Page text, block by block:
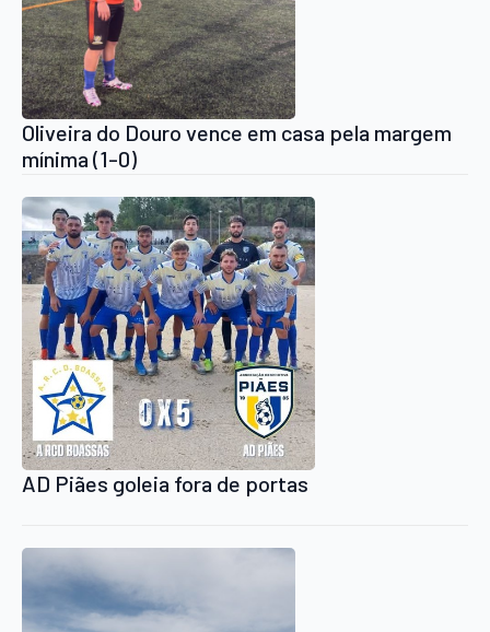
Oliveira do Douro vence em casa pela margem
mínima (1-0)
AD Piães goleia fora de portas